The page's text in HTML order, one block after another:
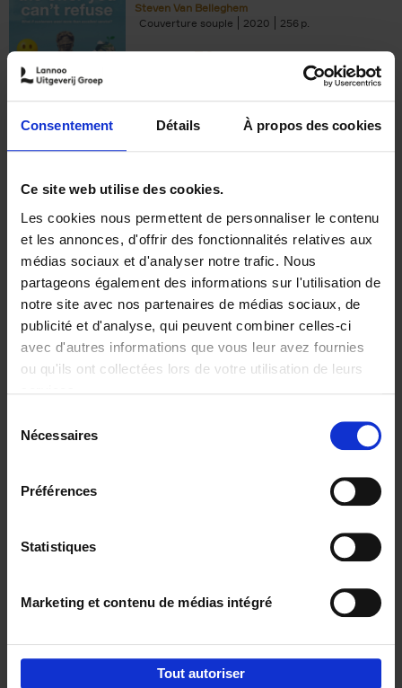
Consentement Détails À propos des cookies
Ce site web utilise des cookies.
Les cookies nous permettent de personnaliser le contenu
et les annonces, d'offrir des fonctionnalités relatives aux
médias sociaux et d'analyser notre trafic. Nous
partageons également des informations sur l'utilisation de
notre site avec nos partenaires de médias sociaux, de
publicité et d'analyse, qui peuvent combiner celles-ci
avec d'autres informations que vous leur avez fournies
ou qu'ils ont collectées lors de votre utilisation de leurs
Nécessaires
Préférences
Statistiques
Marketing et contenu de médias intégré
Tout autoriser
Steven Van Belleghem
Couverture souple
2020 256
€37,50
Building Bonds = Building
Business
Jochen Roef Jozefien De Feyter
Carolien Boom
Couverture souple
2025 200
€29,99
Digital marketing like a PRO -
completely revised edition (EN)